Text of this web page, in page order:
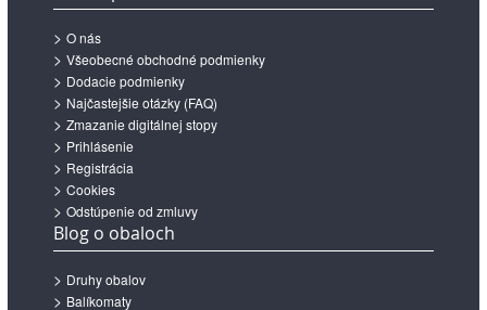
O nás
Všeobecné obchodné podmienky
Dodacie podmienky
Najčastejšie otázky (FAQ)
Zmazanie digitálnej stopy
Prihlásenie
Registrácia
Cookies
Odstúpenie od zmluvy
Blog o obaloch
Druhy obalov
Balíkomaty